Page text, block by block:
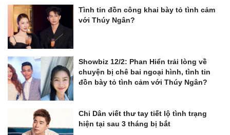
Tình tin đồn công khai bày tỏ tình cảm
với Thúy Ngân?
Showbiz 12/2: Phan Hiển trải lòng về
chuyện bị chê bai ngoại hình, tình tin
đồn bày tỏ tình cảm với Thúy Ngân?
Chi Dân viết thư tay tiết lộ tình trạng
hiện tại sau 3 tháng bị bắt